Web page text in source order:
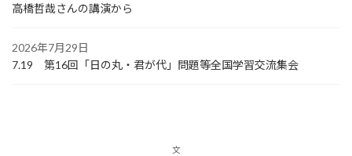
高橋哲哉さんの講演から
2026年7月29日
7.19 第16回「日の丸・君が代」問題等全国学習交流集会
文